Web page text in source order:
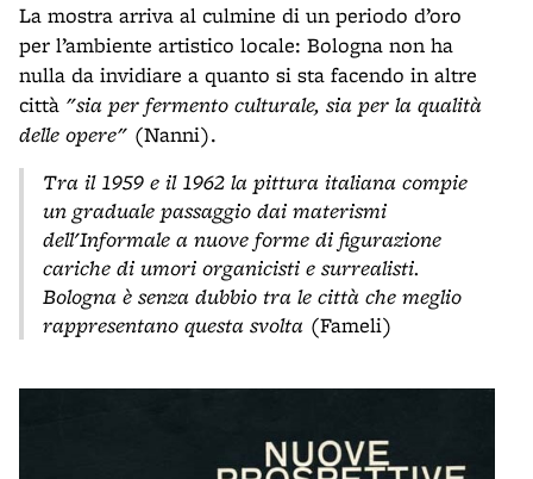
La mostra arriva al culmine di un periodo d’oro
per l’ambiente artistico locale: Bologna non ha
nulla da invidiare a quanto si sta facendo in altre
città "sia per fermento culturale, sia per la qualità
delle opere" (Nanni).
Tra il 1959 e il 1962 la pittura italiana compie
un graduale passaggio dai materismi
dell'Informale a nuove forme di figurazione
cariche di umori organicisti e surrealisti.
Bologna è senza dubbio tra le città che meglio
rappresentano questa svolta (Fameli)